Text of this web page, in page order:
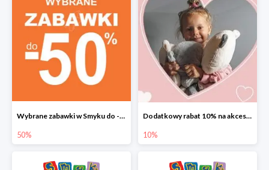
Wybrane zabawki w Smyku do -50%
50%
Dodatkowy rabat 10% na akcesoria dziecięce
10%